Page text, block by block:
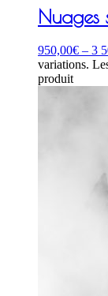
Nuages
950,00€ – 3
variations.
produit